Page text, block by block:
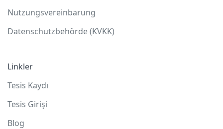
Nutzungsvereinbarung
Datenschutzbehörde (KVKK)
Linkler
Tesis Kaydı
Tesis Girişi
Blog